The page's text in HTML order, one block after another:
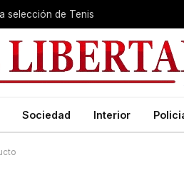
selección de Tenis
Sociedad Interior